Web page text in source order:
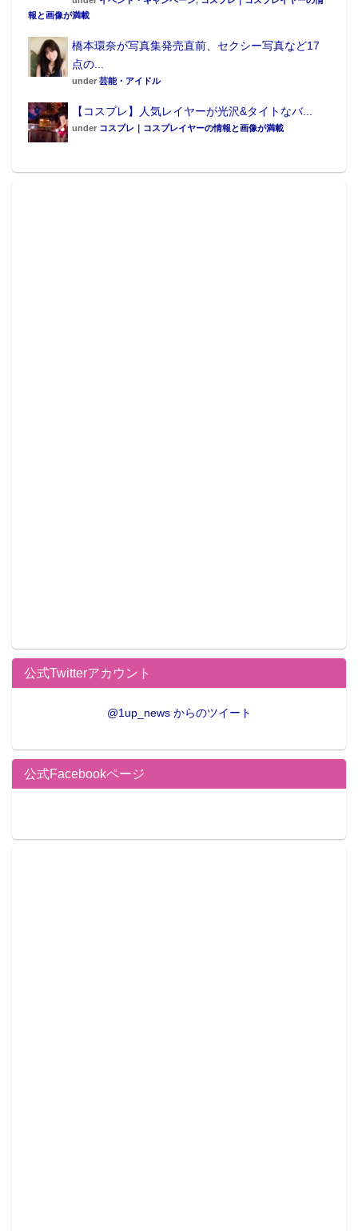
報と画像が満載
橋本環奈が写真集発売直前、セクシー写真など17
点の...
under 芸能・アイドル
【コスプレ】人気レイヤーが光沢&タイトなバ...
under コスプレ｜コスプレイヤーの情報と画像が満載
公式Twitterアカウント
@1up_news からのツイート
公式Facebookページ